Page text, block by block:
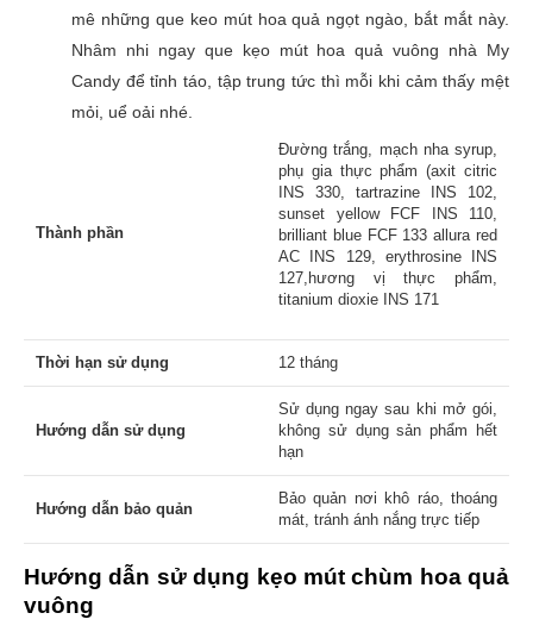
mê những que keo mút hoa quả ngọt ngào, bắt mắt này.
Nhâm nhi ngay que kẹo mút hoa quả vuông nhà My
Candy để tỉnh táo, tập trung tức thì mỗi khi cảm thấy mệt
mỏi, uể oải nhé.
Thành phần
Đường trắng, mạch nha syrup,
phụ gia thực phẩm (axit citric
INS 330, tartrazine INS 102,
sunset yellow FCF INS 110,
brilliant blue FCF 133 allura red
AC INS 129, erythrosine INS
127,hương vị thực phẩm,
titanium dioxie INS 171
Thời hạn sử dụng 12 tháng
Hướng dẫn sử dụng
Sử dụng ngay sau khi mở gói,
không sử dụng sản phẩm hết
hạn
Hướng dẫn bảo quản
Bảo quản nơi khô ráo, thoáng
mát, tránh ánh nắng trực tiếp
Hướng dẫn sử dụng kẹo mút chùm hoa quả
vuông